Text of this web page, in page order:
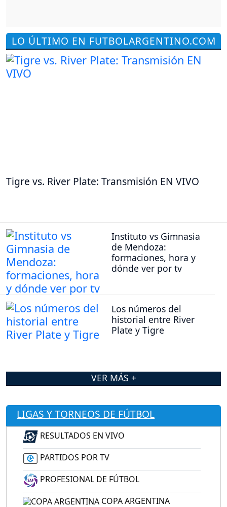
LO ÚLTIMO EN FUTBOLARGENTINO.COM
Tigre vs. River Plate: Transmisión EN VIVO
Instituto vs Gimnasia
de Mendoza:
formaciones, hora y
dónde ver por tv
Los números del
historial entre River
Plate y Tigre
VER MÁS +
LIGAS Y TORNEOS DE FÚTBOL
RESULTADOS EN VIVO
PARTIDOS POR TV
PROFESIONAL DE FÚTBOL
COPA ARGENTINA